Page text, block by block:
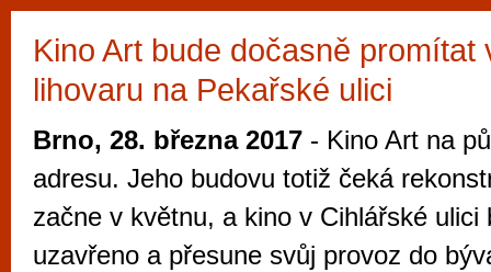
Kino Art bude dočasně promítat
lihovaru na Pekařské ulici
Brno, 28. března 2017 - Kino Art na
adresu. Jeho budovu totiž čeká
začne v květnu, a kino v Cihlářské ulici
uzavřeno a přesune svůj provoz do
Průvodce
Brně: Od
Brno je
zajímavé
restaurace,
Mimo jiné je ale také místem, kde si